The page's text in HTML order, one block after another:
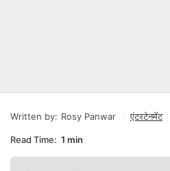
Written by: Rosy Panwar एंटरटेनमेंट
Read Time: 1 min